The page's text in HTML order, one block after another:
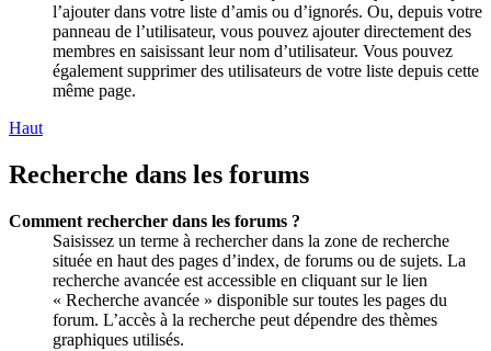
l’ajouter dans votre liste d’amis ou d’ignorés. Ou, depuis votre
panneau de l’utilisateur, vous pouvez ajouter directement des
membres en saisissant leur nom d’utilisateur. Vous pouvez
également supprimer des utilisateurs de votre liste depuis cette
même page.
Haut
Recherche dans les forums
Comment rechercher dans les forums ?
Saisissez un terme à rechercher dans la zone de recherche
située en haut des pages d’index, de forums ou de sujets. La
recherche avancée est accessible en cliquant sur le lien
« Recherche avancée » disponible sur toutes les pages du
forum. L’accès à la recherche peut dépendre des thèmes
graphiques utilisés.